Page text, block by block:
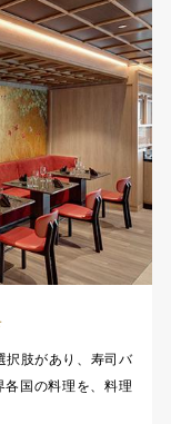
択肢があり、寿司バ
各国の料理を、料理